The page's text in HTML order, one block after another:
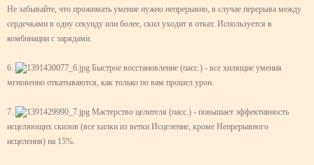
Не забывайте, что прожимать умение нужно непрерывно, в случае перерыва между
сердечками в одну секунду или более, скил уходит в откат. Используется в
комбинации с зарядами.
6.
Быстрое восстановление (пасс.) - все хилящие умения
мгновенно откатываются, как только по вам прошел урон.
7.
Мастерство целителя (пасс.) - повышает эффективность
исцеляющих скилов (все хилки из ветки Исцеление, кроме Непрерывного
исцеления) на 15%.